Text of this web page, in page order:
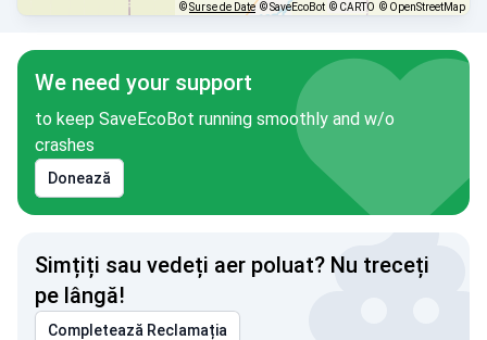
©Surse de Date © SaveEcoBot © CARTO © OpenStreetMap
We need your support
to keep SaveEcoBot running smoothly and w/o
crashes
Donează
Simțiți sau vedeți aer poluat? Nu treceți
pe lângă!
Completează Reclamația